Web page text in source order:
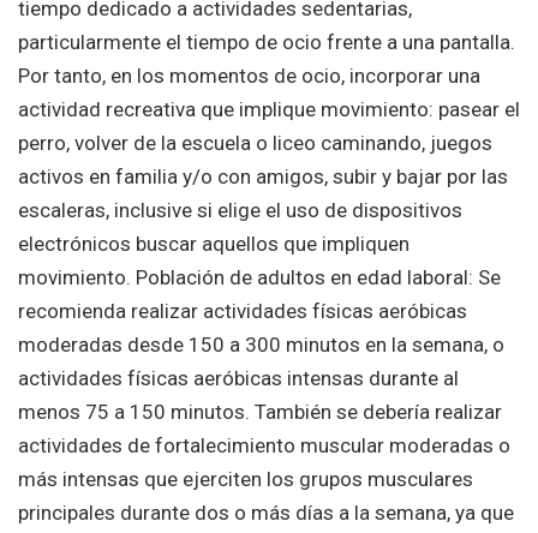
tiempo dedicado a actividades sedentarias,
particularmente el tiempo de ocio frente a una pantalla.
Por tanto, en los momentos de ocio, incorporar una
actividad recreativa que implique movimiento: pasear el
perro, volver de la escuela o liceo caminando, juegos
activos en familia y/o con amigos, subir y bajar por las
escaleras, inclusive si elige el uso de dispositivos
electrónicos buscar aquellos que impliquen
movimiento. Población de adultos en edad laboral: Se
recomienda realizar actividades físicas aeróbicas
moderadas desde 150 a 300 minutos en la semana, o
actividades físicas aeróbicas intensas durante al
menos 75 a 150 minutos. También se debería realizar
actividades de fortalecimiento muscular moderadas o
más intensas que ejerciten los grupos musculares
principales durante dos o más días a la semana, ya que